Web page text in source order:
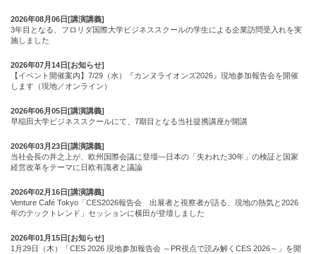
2026年08月06日[講演講義]
3年目となる、フロリダ国際大学ビジネススクールの学生による企業訪問受入れを実
施しました
2026年07月14日[お知らせ]
【イベント開催案内】7/29（水）『カンヌライオンズ2026』現地参加報告会を開催
します（現地／オンライン）
2026年06月05日[講演講義]
早稲田大学ビジネススクールにて、7期目となる当社提携講座が開講
2026年03月23日[講演講義]
当社会長の井之上が、欧州国際会議に登壇―日本の「失われた30年」の検証と国家
経営改革をテーマに日欧有識者と議論
2026年02月16日[講演講義]
Venture Café Tokyo「CES2026報告会 出展者と視察者が語る、現地の熱気と2026
年のテックトレンド」セッションに横田が登壇しました
2026年01月15日[お知らせ]
1月29日（木）「CES 2026 現地参加報告会 ～PR視点で読み解くCES 2026～」を開